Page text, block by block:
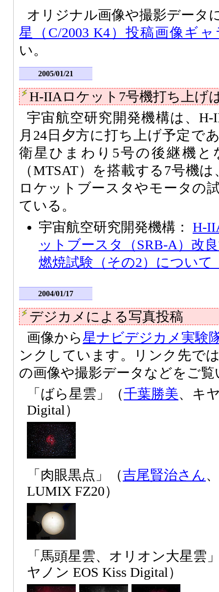
オリジナル画像や撮影データ
星（C/2003 K4）投稿画像ギ
い。
2005/01/21
H-IIAロケット7号機打ち上げ
宇宙航空研究開発機構は、
月24日夕方に打ち上げ予定で
衛星ひまわり5号の後継機と
（MTSAT）を搭載する7号機
ロケットブースタやモータの
ている。
宇宙航空研究開発機構： H-
ットブースタ（SRB-A）改
燃焼試験（その2）について
2004/01/17
デジカメによる写真投稿
画像から星ナビデジカメ実験
ンクしています。リンク先で
の画像や撮影データなどをご
「ばら星雲」（千葉勝美、キ
Digital）
「肉眼黒点」（吉尾賢治さん
LUMIX FZ20）
「馬頭星雲、オリオン大星雲
ヤノン EOS Kiss Digital）